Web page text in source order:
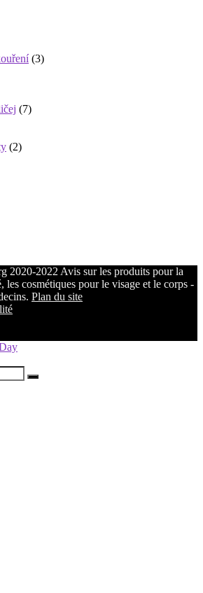
(3)
(7)
(2)
2020-2022 Avis sur les produits pour la
les cosmétiques pour le visage et le corps -
Plan du site